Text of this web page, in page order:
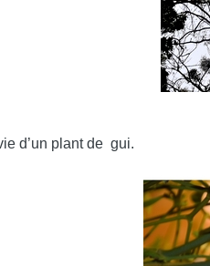
d’un plant de gui.